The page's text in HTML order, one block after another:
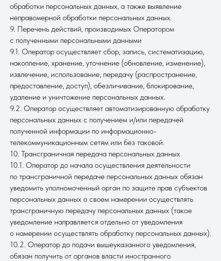
обработки персональных данных, а также выявление
неправомерной обработки персональных данных.
9. Перечень действий, производимых Оператором
с полученными персональными данными
9.1. Оператор осуществляет сбор, запись, систематизацию,
накопление, хранение, уточнение (обновление, изменение),
извлечение, использование, передачу (распространение,
предоставление, доступ), обезличивание, блокирование,
удаление и уничтожение персональных данных.
9.2. Оператор осуществляет автоматизированную обработку
персональных данных с получением и/или передачей
полученной информации по информационно-
телекоммуникационным сетям или без таковой.
10. Трансграничная передача персональных данных
10.1. Оператор до начала осуществления деятельности
по трансграничной передаче персональных данных обязан
уведомить уполномоченный орган по защите прав субъектов
персональных данных о своем намерении осуществлять
трансграничную передачу персональных данных (такое
уведомление направляется отдельно от уведомления
о намерении осуществлять обработку персональных данных).
10.2. Оператор до подачи вышеуказанного уведомления,
обязан получить от органов власти иностранного